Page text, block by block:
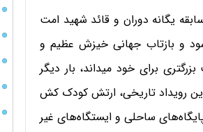
یگانه دوران و قائد شهید امت
و بازتاب جهانی خیزش عظیم و
برای خود میداند، بار دیگر
رویداد تاریخی، ارتش کودک کش
ساحلی و ایستگاه‌های غیر